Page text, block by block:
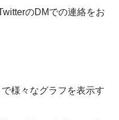
のDMでの連絡をお
様々なグラフを表示す